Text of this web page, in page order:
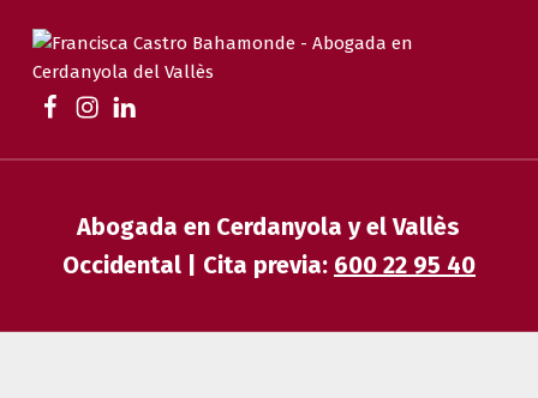
Abogada en Cerdanyola y el Vallès
Occidental | Cita previa: 600 22 95 40